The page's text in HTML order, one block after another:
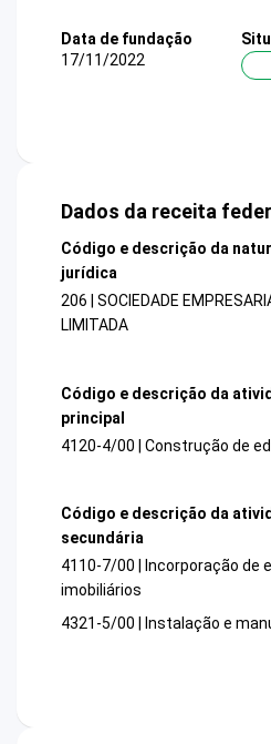
Data de fundação
17/11/2022
Dados da receita
Código e descrição da
jurídica
206 | SOCIEDADE
LIMITADA
Código e descrição da
principal
4120-4/00 | Construção de
Código e descrição da
secundária
4110-7/00 | Incorporação de
imobiliários
4321-5/00 | Instalação e